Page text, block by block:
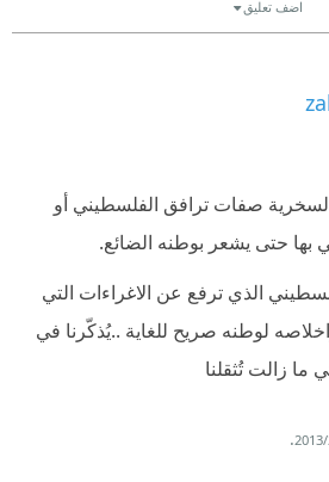
اضف تعليق
صفات ترافق الفلسطيني أو
بها حتى يشعر بوطنه الضائع.
الذي ترفع عن الاغراءات التي
لوطنه صريح للغاية ..يُذكّرنا في
ما زالت تُثقلنا
.